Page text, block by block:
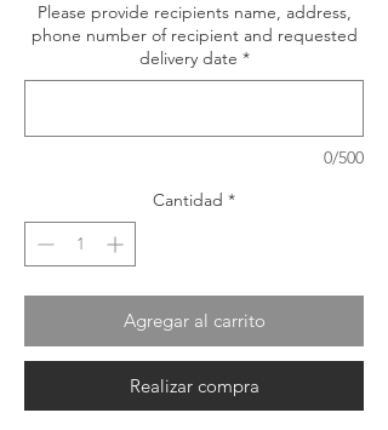
Please provide recipients name, address,
phone number of recipient and requested
delivery date *
0/500
Cantidad *
Agregar al carrito
Realizar compra